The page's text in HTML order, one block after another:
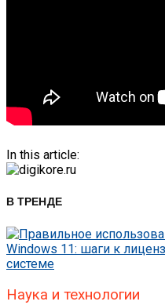
In this article:
В ТРЕНДЕ
Наука и технологии